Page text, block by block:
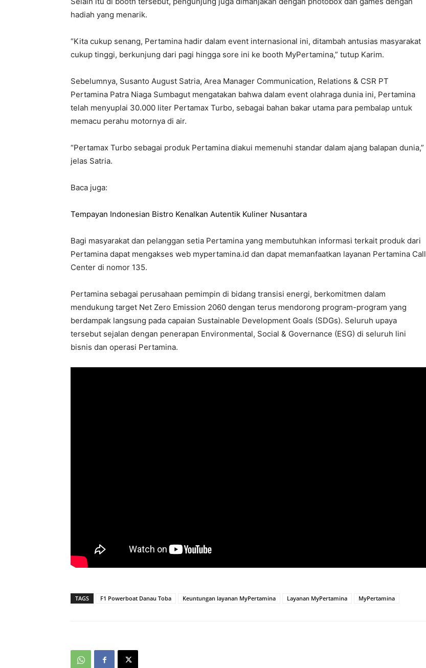
hadiah yang menarik.
“Kita cukup senang, Pertamina hadir dalam event internasional ini, ditambah antusias masyarakat
cukup tinggi, berkunjung dari pagi hingga sore ini ke booth MyPertamina,” tutup Karim.
Sebelumnya, Susanto August Satria, Area Manager Communication, Relations & CSR PT
Pertamina Patra Niaga Sumbagut mengatakan bahwa dalam event olahraga dunia ini, Pertamina
telah menyuplai 30.000 liter Pertamax Turbo, sebagai bahan bakar utama para pembalap untuk
memacu perahu motornya di air.
“Pertamax Turbo sebagai produk Pertamina diakui memenuhi standar dalam ajang balapan dunia,”
jelas Satria.
Baca juga:
Tempayan Indonesian Bistro Kenalkan Autentik Kuliner Nusantara
Bagi masyarakat dan pelanggan setia Pertamina yang membutuhkan informasi terkait produk dari
Pertamina dapat mengakses web mypertamina.id dan dapat memanfaatkan layanan Pertamina Call
Center di nomor 135.
Pertamina sebagai perusahaan pemimpin di bidang transisi energi, berkomitmen dalam
mendukung target Net Zero Emission 2060 dengan terus mendorong program-program yang
berdampak langsung pada capaian Sustainable Development Goals (SDGs). Seluruh upaya
tersebut sejalan dengan penerapan Environmental, Social & Governance (ESG) di seluruh lini
bisnis dan operasi Pertamina.
TAGS F1 Powerboat Danau Toba Keuntungan layanan MyPertamina Layanan MyPertamina MyPertamina